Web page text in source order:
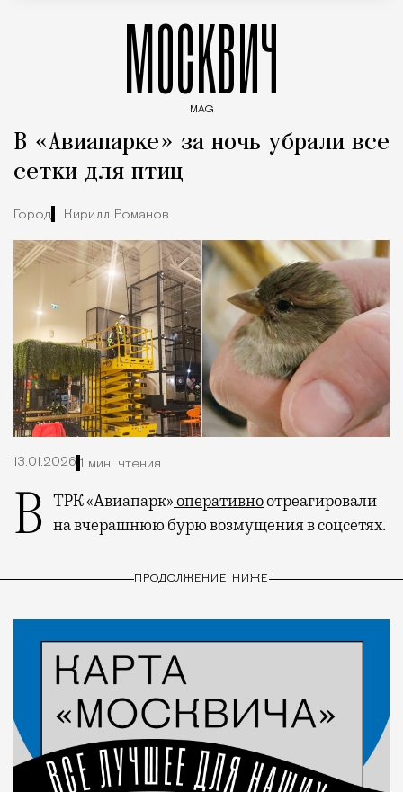
МОСКВИЧ
MAG
В «Авиапарке» за ночь убрали все
сетки для птиц
Город Кирилл Романов
13.01.2026 1 мин. чтения
В ТРК «Авиапарк»оперативноотреагировали
на вчерашнюю бурю возмущения в соцсетях.
ПРОДОЛЖЕНИЕ НИЖЕ